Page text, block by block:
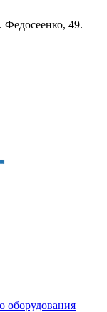
49.
оборудования